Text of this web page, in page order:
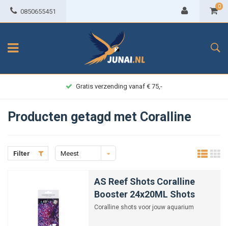
0850655451
0
Gratis verzending vanaf € 75,-
Producten getagd met Coralline
Filter
Meest
AS Reef Shots Coralline
Booster 24x20ML Shots
Coralline shots voor jouw aquarium